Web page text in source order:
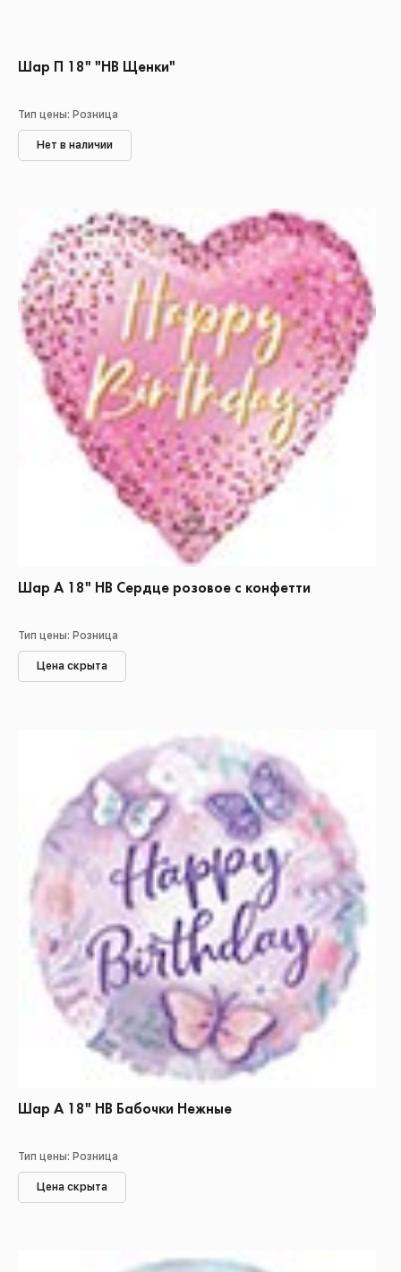
Шар П 18" "HB Щенки"
Тип цены: Розница
Нет в наличии
Шар А 18" НВ Сердце розовое с конфетти
Тип цены: Розница
Цена скрыта
Шар А 18" НВ Бабочки Нежные
Тип цены: Розница
Цена скрыта